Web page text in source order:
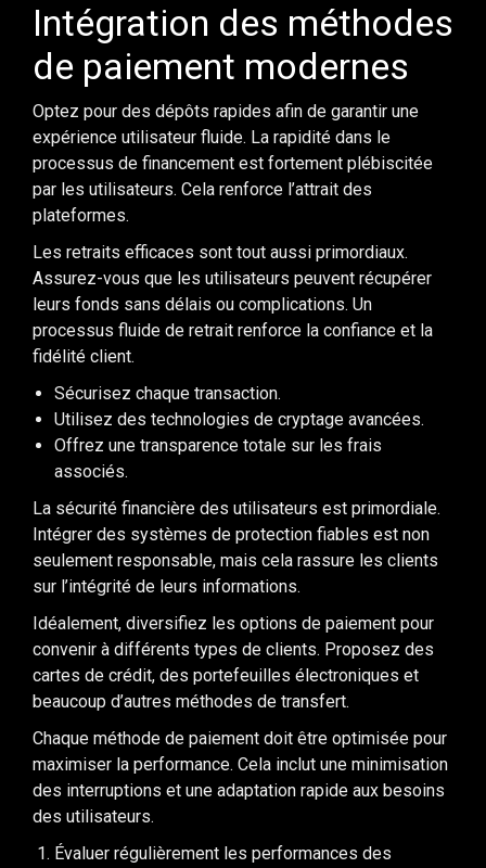
Intégration des méthodes
de paiement modernes
Optez pour des dépôts rapides afin de garantir une
expérience utilisateur fluide. La rapidité dans le
processus de financement est fortement plébiscitée
par les utilisateurs. Cela renforce l’attrait des
plateformes.
Les retraits efficaces sont tout aussi primordiaux.
Assurez-vous que les utilisateurs peuvent récupérer
leurs fonds sans délais ou complications. Un
processus fluide de retrait renforce la confiance et la
fidélité client.
Sécurisez chaque transaction.
Utilisez des technologies de cryptage avancées.
Offrez une transparence totale sur les frais
associés.
La sécurité financière des utilisateurs est primordiale.
Intégrer des systèmes de protection fiables est non
seulement responsable, mais cela rassure les clients
sur l’intégrité de leurs informations.
Idéalement, diversifiez les options de paiement pour
convenir à différents types de clients. Proposez des
cartes de crédit, des portefeuilles électroniques et
beaucoup d’autres méthodes de transfert.
Chaque méthode de paiement doit être optimisée pour
maximiser la performance. Cela inclut une minimisation
des interruptions et une adaptation rapide aux besoins
des utilisateurs.
Évaluer régulièrement les performances des